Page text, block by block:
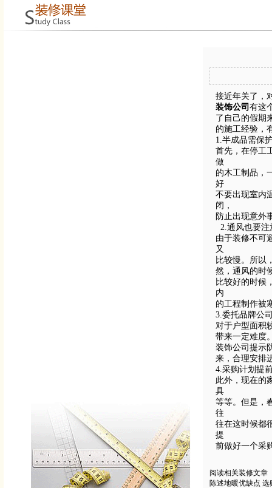
接近年关了，
装饰公司 有这
了自己的假期
的施工经验，
1.半成品需保
首先，在停工
做
的木工制品，
好
不要出现室内
闭，
防止出现意外
2.通风也要注
由于装修不可
又
比较慢。所以
然，通风的时
比较好的时候
内
的工程制作被
3.委托品牌公
对于户型面积
带来一定难度
装饰公司提示
来，合理安排
4.采购计划提
此外，现在的
具
等等。但是，
往
往在这时候都
提
前做好一个采
阅读相关装修文章
陈述地暖优缺点